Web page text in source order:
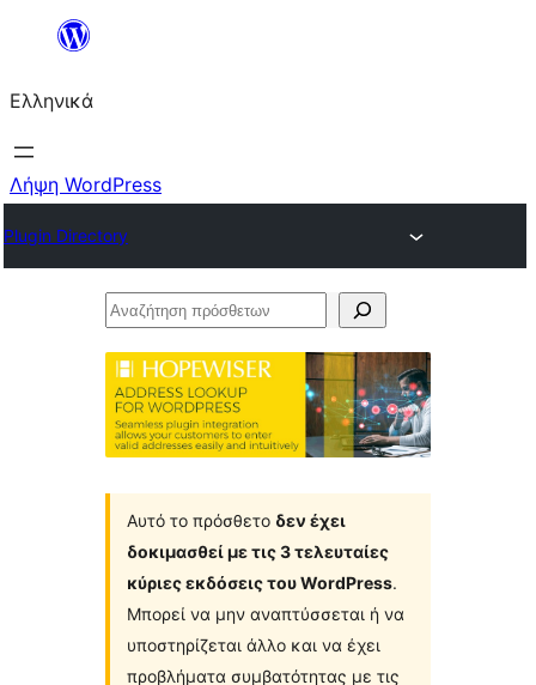
Μετάβαση
περιεχόμενο
Ελληνικά
Λήψη WordPress
Plugin Directory
Αναζήτηση
Αυτό το πρόσθετο δεν έχει
δοκιμασθεί με τις 3 τελευταίες
κύριες εκδόσεις του WordPress.
Μπορεί να μην αναπτύσσεται ή να
υποστηρίζεται άλλο και να έχει
προβλήματα συμβατότητας με τις